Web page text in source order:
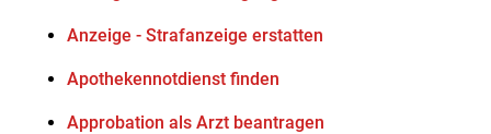
Anzeige - Strafanzeige erstatten
Apothekennotdienst finden
Approbation als Arzt beantragen